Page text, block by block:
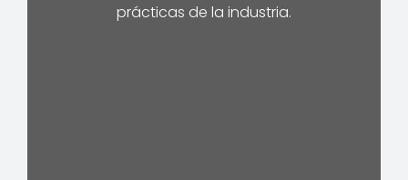
prácticas de la industria.